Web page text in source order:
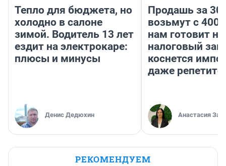
Тепло для бюджета, но
холодно в салоне
зимой. Водитель 13 лет
ездит на электрокаре:
плюсы и минусы
Денис Дедюхин
Продашь за
возьмут с
нам готовит
налоговый
коснется
даже
Анастасия
РЕКОМЕНДУЕМ